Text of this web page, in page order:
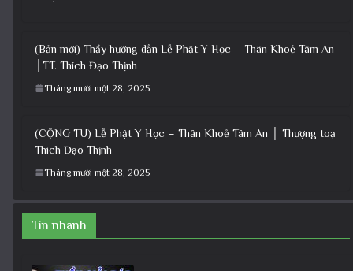
(Bản mới) Thầy hướng dẫn Lễ Phật Y Học – Thân Khoẻ Tâm An
│TT. Thích Đạo Thịnh
Tháng mười một 28, 2025
(CỘNG TU) Lễ Phật Y Học – Thân Khoẻ Tâm An │ Thượng toạ
Thích Đạo Thịnh
Tháng mười một 28, 2025
Tin nhanh